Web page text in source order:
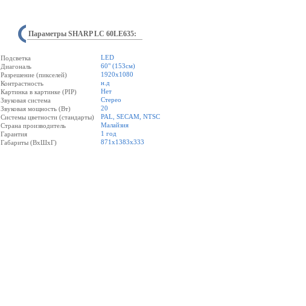
Параметры SHARP LC 60LE635:
Подсветка
LED
Диагональ
60" (153см)
Разрешение (пикселей)
1920х1080
Контрастность
н.д
Картинка в картинке (PIP)
Нет
Звуковая система
Стерео
Звуковая мощность (Вт)
20
Системы цветности (стандарты)
PAL, SECAM, NTSC
Страна производитель
Малайзия
Гарантия
1 год
Габариты (ВхШхГ)
871х1383х333